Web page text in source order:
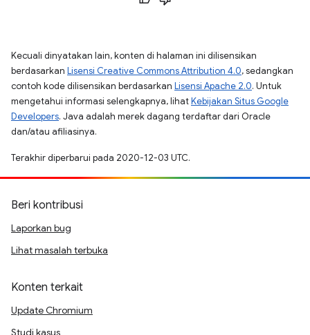
Kecuali dinyatakan lain, konten di halaman ini dilisensikan
berdasarkan Lisensi Creative Commons Attribution 4.0, sedangkan
contoh kode dilisensikan berdasarkan Lisensi Apache 2.0. Untuk
mengetahui informasi selengkapnya, lihatKebijakan Situs Google
Developers. Java adalah merek dagang terdaftar dari Oracle
dan/atau afiliasinya.
Terakhir diperbarui pada 2020-12-03 UTC.
Beri kontribusi
Laporkan bug
Lihat masalah terbuka
Konten terkait
Update Chromium
Studi kasus